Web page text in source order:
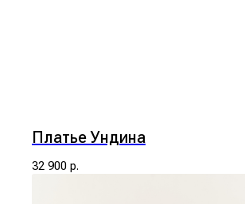
Платье Ундина
32 900 р.